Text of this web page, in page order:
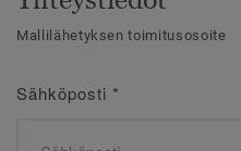
Mallilähetyksen toimitusosoite
Sähköposti *